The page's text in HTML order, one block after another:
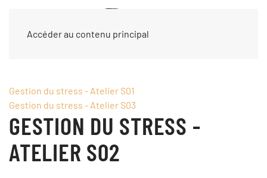
Accéder au contenu principal
Gestion du stress - Atelier S01
Gestion du stress - Atelier S03
GESTION DU STRESS -
ATELIER S02